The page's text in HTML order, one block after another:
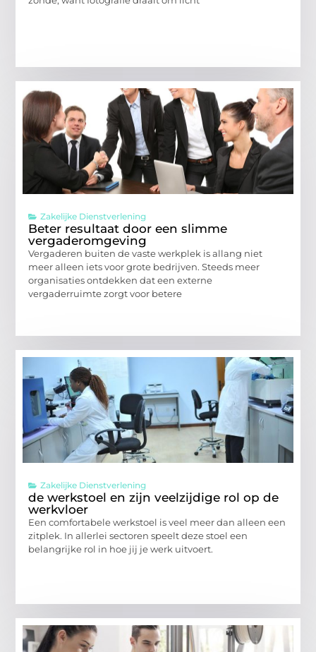
Zakelijke Dienstverlening
Beter resultaat door een slimme
vergaderomgeving
Vergaderen buiten de vaste werkplek is allang niet
meer alleen iets voor grote bedrijven. Steeds meer
organisaties ontdekken dat een externe
vergaderruimte zorgt voor betere
Zakelijke Dienstverlening
de werkstoel en zijn veelzijdige rol op de
werkvloer
Een comfortabele werkstoel is veel meer dan alleen een
zitplek. In allerlei sectoren speelt deze stoel een
belangrijke rol in hoe jij je werk uitvoert.